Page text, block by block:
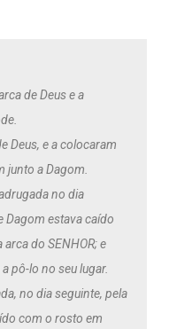
de Deus e a
Deus, e a colocaram
junto a Dagom.
no dia
Dagom estava caído
do SENHOR; e
pô-lo no seu lugar.
no dia seguinte, pela
com o rosto em